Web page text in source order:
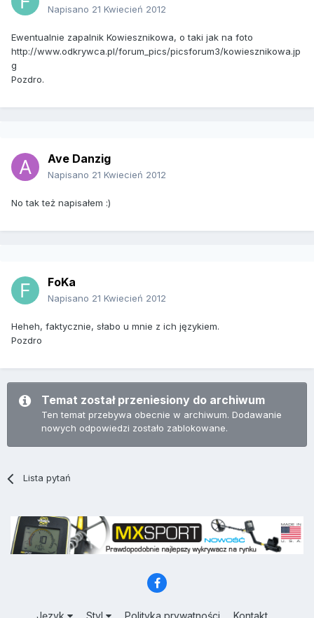
Napisano 21 Kwiecień 2012
Ewentualnie zapalnik Kowiesznikowa, o taki jak na foto
http://www.odkrywca.pl/forum_pics/picsforum3/kowiesznikowa.jp
g
Pozdro.
Ave Danzig
Napisano 21 Kwiecień 2012
No tak też napisałem :)
FoKa
Napisano 21 Kwiecień 2012
Heheh, faktycznie, słabo u mnie z ich językiem.
Pozdro
Temat został przeniesiony do archiwum
Ten temat przebywa obecnie w archiwum. Dodawanie
nowych odpowiedzi zostało zablokowane.
Lista pytań